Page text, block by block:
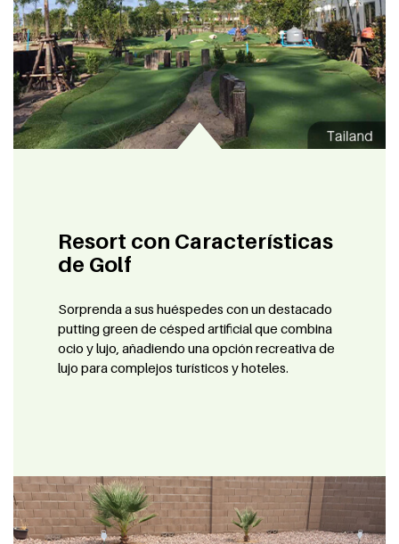
Resort con Características
de Golf
Sorprenda a sus huéspedes con un destacado
putting green de césped artificial que combina
ocio y lujo, añadiendo una opción recreativa de
lujo para complejos turísticos y hoteles.